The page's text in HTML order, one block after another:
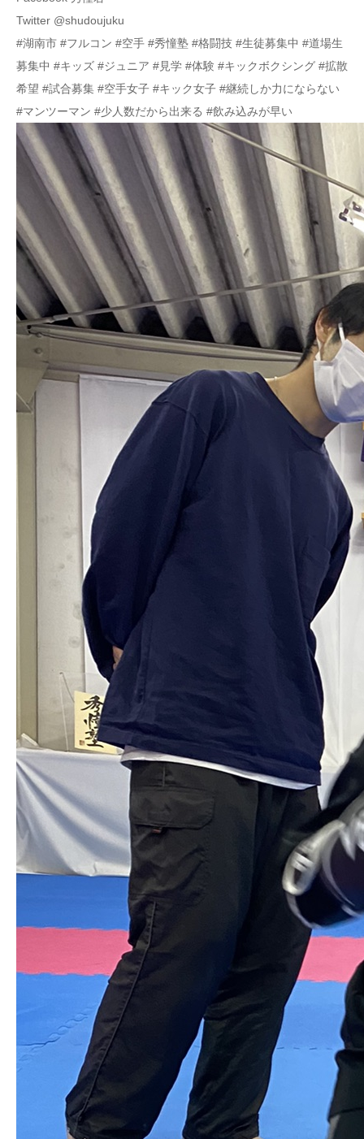
Twitter @shudoujuku
#湖南市 #フルコン #空手 #秀憧塾 #格闘技 #生徒募集中 #道場生
募集中 #キッズ #ジュニア #見学 #体験 #キックボクシング #拡散
希望 #試合募集 #空手女子 #キック女子 #継続しか力にならない
#マンツーマン #少人数だから出来る #飲み込みが早い